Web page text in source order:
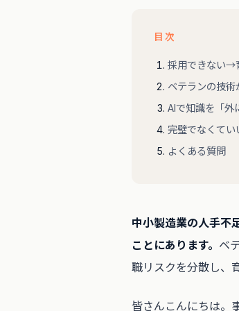
目次
採用できない
ベテランの技
AIで知識を「
完璧でなくてい
よくある質問
中小製造業の人手不
ことにあります。 ベ
職リスクを分散し、
皆さんこんにちは。